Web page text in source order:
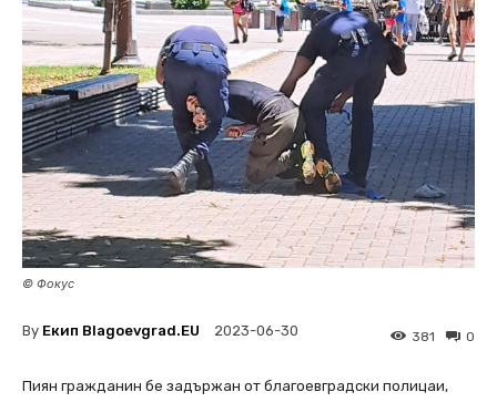
© Фокус
By Екип Blagoevgrad.EU 2023-06-30 0
381
Пиян гражданин бе задържан от благоевградски полицаи,